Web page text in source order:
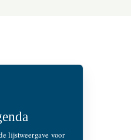
lijstweergave voor